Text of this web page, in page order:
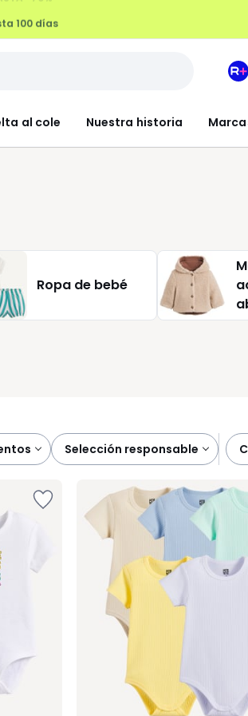
100 días
al cole Nuestra historia
Mi
Ropa de bebé
selección responsable